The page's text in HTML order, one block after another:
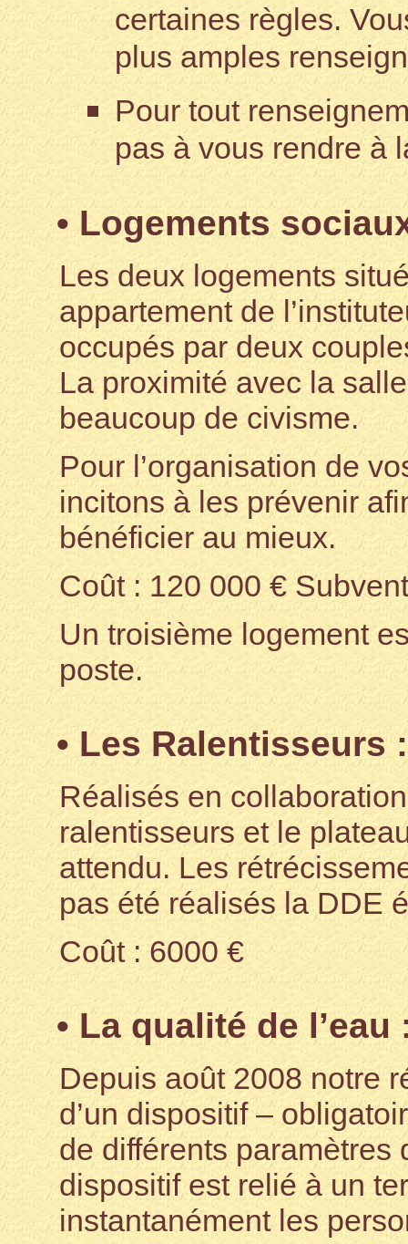
certaines règles.
plus amples
Pour tout
pas à vous rendre à
• Logements
Les deux logements
appartement de
occupés par deux
La proximité avec la
beaucoup de civisme.
Pour l’organisation de
incitons à les prévenir
bénéficier au mieux.
Coût : 120 000 €
Un troisième logement
poste.
• Les Ralentisseurs :
Réalisés en
ralentisseurs et le
attendu. Les
pas été réalisés la DDE
Coût : 6000 €
• La qualité de l’eau
Depuis août 2008 notre
d’un dispositif –
de différents
dispositif est relié à un
instantanément les